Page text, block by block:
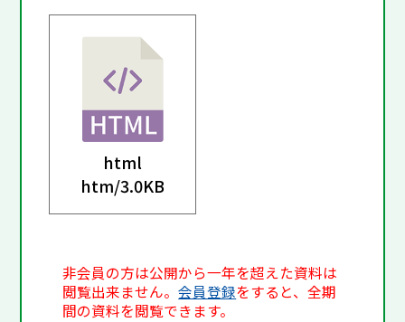
html
htm/3.0KB
非会員の方は公開から一年を超えた資料は
閲覧出来ません。会員登録をすると、全期
間の資料を閲覧できます。